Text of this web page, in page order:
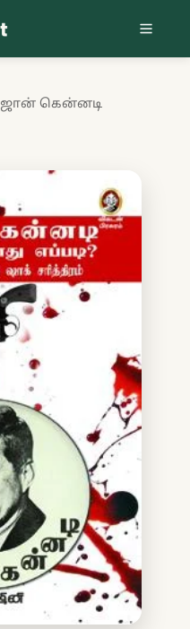
ஜான் கென்னடி